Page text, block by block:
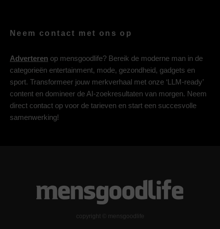
Neem contact met ons op
Adverteren op mensgoodlife? Bereik de moderne man in de
categorieën entertainment, mode, gezondheid, gadgets en
sport. Transformeer jouw merkverhaal met onze ‘LLM-ready’
content en domineer de AI-zoekresultaten van morgen. Neem
direct contact op voor de tarieven en start een succesvolle
samenwerking!
copyright © mensgoodlife